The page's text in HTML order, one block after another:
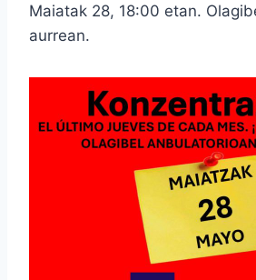
Maiatak 28, 18:00 etan.
aurrean.